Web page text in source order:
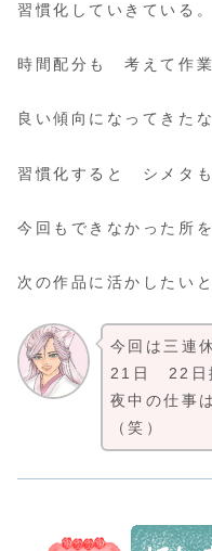
習慣化していきている。
時間配分も 考えて作
良い傾向になってきた
習慣化すると シメタ
今回もできなかった所
次の作品に活かしたい
今回は三連
21日 22日
夜中の仕事
（笑）